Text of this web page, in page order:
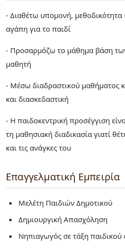
- Διαθέτω υπομονή, μεθοδικότητα
αγάπη για το παιδί
- Προσαρμόζω το μάθημα βάση
μαθητή
- Μέσω διαδραστικού μαθήματος
και διασκεδαστική
- Η παιδοκεντρική προσέγγιση
τη μαθησιακή διαδικασία γιατί
και τις ανάγκες του
Επαγγελματική Εμπειρία
Μελέτη Παιδιών Δημοτικού
Δημιουργική Απασχόληση
Νηπιαγωγός σε τάξη παιδικού